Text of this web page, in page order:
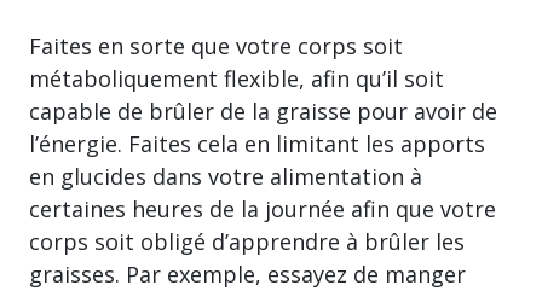
Faites en sorte que votre corps soit
métaboliquement flexible, afin qu’il soit
capable de brûler de la graisse pour avoir de
l’énergie. Faites cela en limitant les apports
en glucides dans votre alimentation à
certaines heures de la journée afin que votre
corps soit obligé d’apprendre à brûler les
graisses. Par exemple, essayez de manger